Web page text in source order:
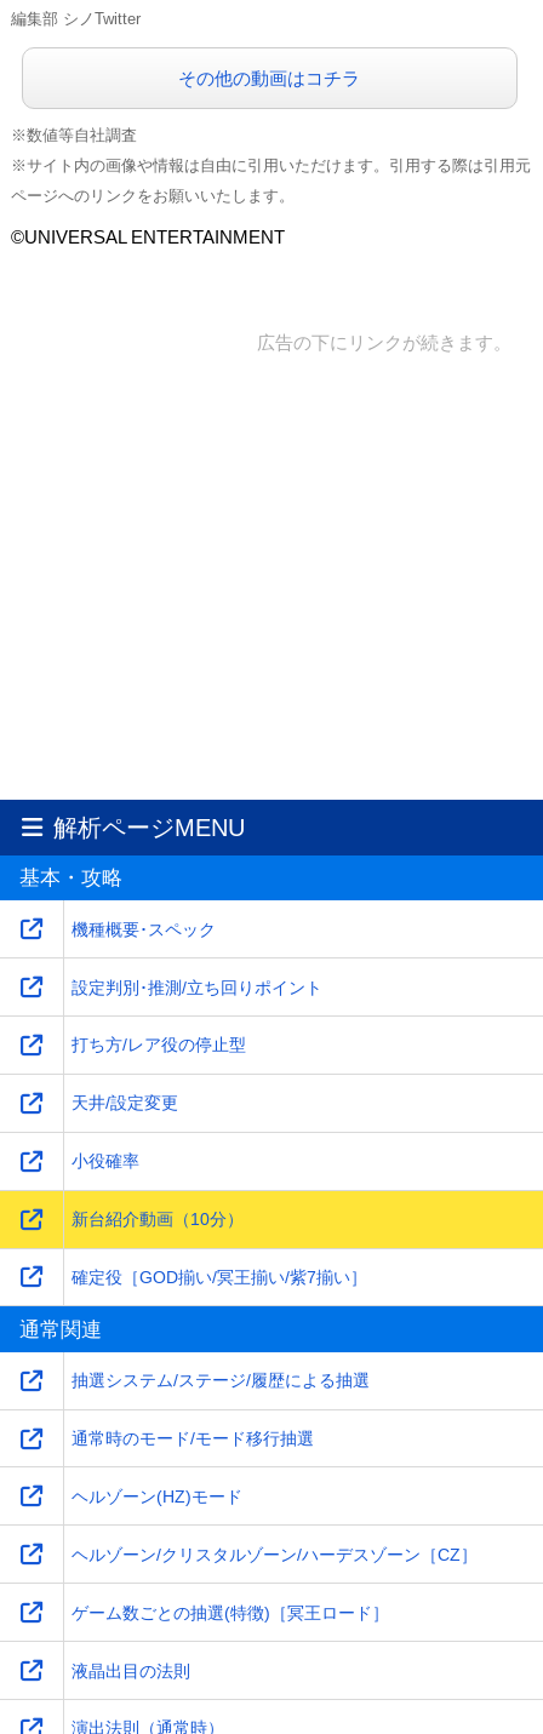
編集部 シノTwitter
その他の動画はコチラ
※数値等自社調査
※サイト内の画像や情報は自由に引用いただけます。引用する際は引用元
ページへのリンクをお願いいたします。
©UNIVERSAL ENTERTAINMENT
広告の下にリンクが続きます。
解析ページMENU
基本・攻略
機種概要･スペック
設定判別･推測/立ち回りポイント
打ち方/レア役の停止型
天井/設定変更
小役確率
新台紹介動画（10分）
確定役［GOD揃い/冥王揃い/紫7揃い］
通常関連
抽選システム/ステージ/履歴による抽選
通常時のモード/モード移行抽選
ヘルゾーン(HZ)モード
ヘルゾーン/クリスタルゾーン/ハーデスゾーン［CZ］
ゲーム数ごとの抽選(特徴)［冥王ロード］
液晶出目の法則
演出法則（通常時）